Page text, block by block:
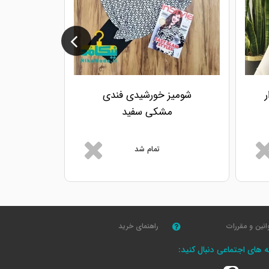
شومیز خورشیدی فندی
مشکی سفید
تمام شد
و مقررات راهنمای خرید
های اجتماعی دنبال کنید: